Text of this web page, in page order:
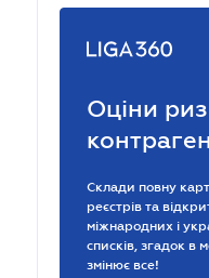
Оціни
Склади повну
реєстрів та
міжнародних і
списків, згадок в
змінює все!